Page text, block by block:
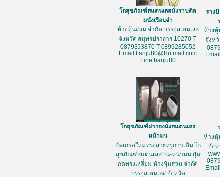
โถสุขภัณฑ์สแตนเลสนั่งราบติด
ผนังเรือนจำ
ห้างหุ้นส่วน จำกัด บรรจุสเตนเลส
จังหวัด สมุทรปราการ 10270 T-
0879393870 T-0899285052
Email:banju80@Hotmail.com
Line:banju80
ราง
ห้างหุ้
จังห
โถสุขภัณฑ์ฝารองนั่งสแตนเลส
หน้ามน
อัพเกรดใหม่ทรงสวยหรูกว่าเดิม โถ
สุขภัณฑ์สแตนเลส รุ่น-หน้ามน ปุ่ม
กดทรงเหลี่ยม ห้างหุ้นส่วน จำกัด
บรรจุสเตนเลส จังหวัด
ห้างหุ้
จังห